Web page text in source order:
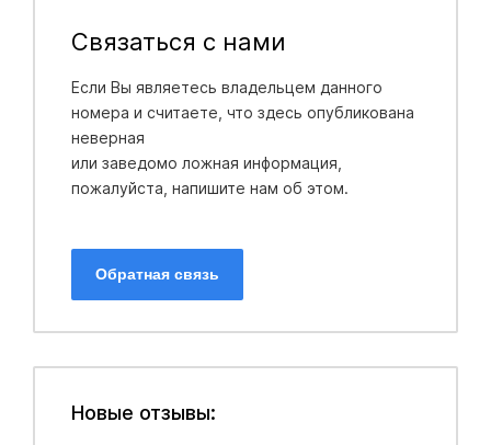
Связаться с нами
Если Вы являетесь владельцем данного
номера и считаете, что здесь опубликована
неверная
или заведомо ложная информация,
пожалуйста, напишите нам об этом.
Обратная связь
Новые отзывы: